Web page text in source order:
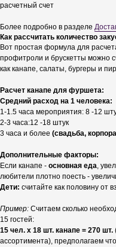
расчетный счет
Более подробно в разделе
Как рассчитать количество
Вот простая формула для
профитроли и брускетты можно
как канапе, салаты, бургеры и
Расчет канапе для фуршета:
Средний расход на 1 человека:
1-1.5 часа мероприятия: 8 -12
2-3 часа:12 -18 штук
3 часа и более (свадьба,
Дополнительные факторы:
Если канапе - основная еда,
любители плотно поесть -
Дети: считайте как половину от
Пример: Считаем сколько
15 гостей:
15 чел. х 18 шт. канапе = 270 шт.
ассортимента), предполагаем